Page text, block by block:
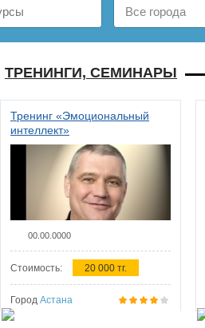
ТРЕНИНГИ, СЕМИНАРЫ
Тренинг «Эмоциональный
интеллект»
00.00.0000
Стоимость: 20 000 тг.
Город Астана